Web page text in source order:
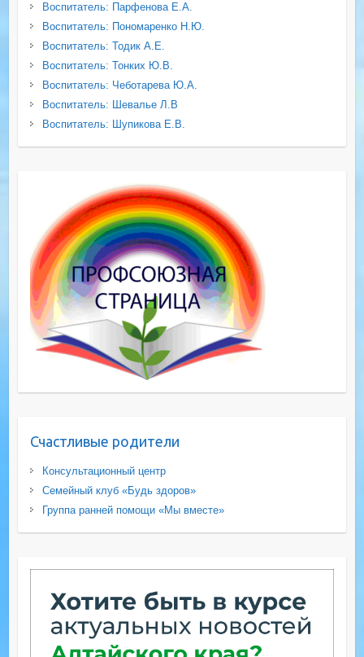
Воспитатель: Парфенова Е.А.
Воспитатель: Пономаренко Н.Ю.
Воспитатель: Тодик А.Е.
Воспитатель: Тонких Ю.В.
Воспитатель: Чеботарева Ю.А.
Воспитатель: Шевалье Л.В
Воспитатель: Шупикова Е.В.
Счастливые родители
Консультационный центр
Семейный клуб «Будь здоров»
Группа ранней помощи «Мы вместе»